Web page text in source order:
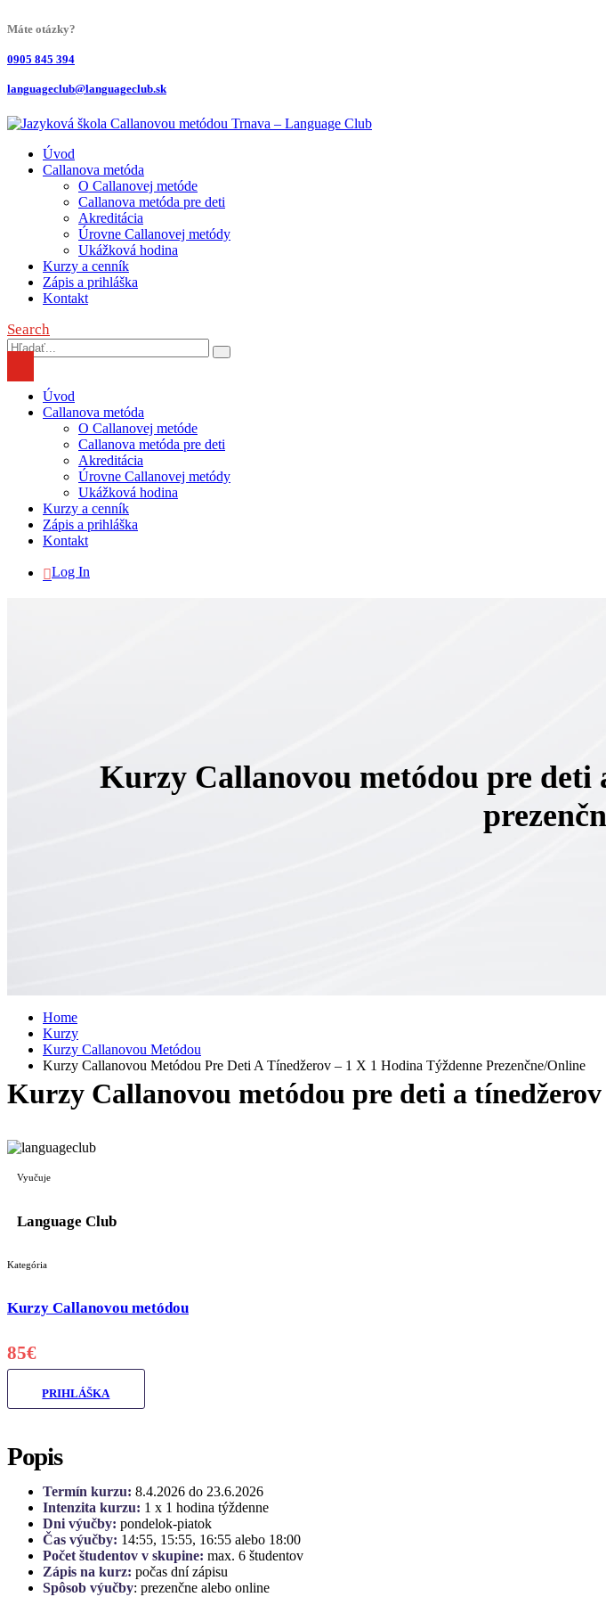
Máte otázky?
0905 845 394
languageclub@languageclub.sk
Úvod
Callanova metóda
O Callanovej metóde
Callanova metóda pre deti
Akreditácia
Úrovne Callanovej metódy
Ukážková hodina
Kurzy a cenník
Zápis a prihláška
Kontakt
Search
Úvod
Callanova metóda
O Callanovej metóde
Callanova metóda pre deti
Akreditácia
Úrovne Callanovej metódy
Ukážková hodina
Kurzy a cenník
Zápis a prihláška
Kontakt
Log In
Kurzy Callanovou metódou pre deti
Home
Kurzy
Kurzy Callanovou Metódou
Kurzy Callanovou Metódou Pre Deti A Tínedžerov – 1 X 1 Hodina Týždenne Prezenčne/online
Kurzy Callanovou metódou pre deti a
Vyučuje
Language Club
Kategória
Kurzy Callanovou metódou
85€
PRIHLÁŠKA
Popis
Termín kurzu: 8.4.2026 do 23.6.2026
Intenzita kurzu: 1 x 1 hodina týždenne
Dni výučby: pondelok-piatok
Čas výučby: 14:55, 15:55, 16:55 alebo 18:00
Počet študentov v skupine: max. 6 študentov
Zápis na kurz: počas dní zápisu
Spôsob výučby: prezenčne alebo online